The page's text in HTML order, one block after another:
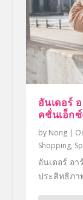
อันเดอร์
คชั่นเอ็ก
by Nong|
Shopping,
อันเดอร์ อ
ประสิทธิภา